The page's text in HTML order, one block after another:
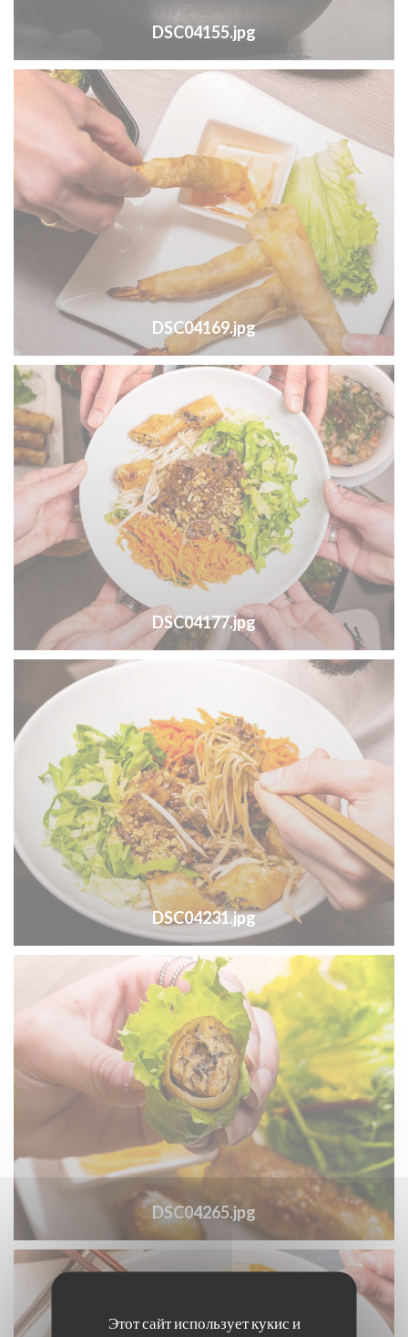
Этот сайт использует кукис и
DSC04155.jpg
DSC04169.jpg
DSC04177.jpg
DSC04231.jpg
DSC04265.jpg